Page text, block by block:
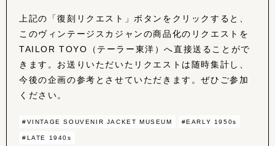
上記の「復刻リクエスト」ボタンをクリックすると、
このヴィンテージスカジャンの商品化のリクエストを
TAILOR TOYO（テーラー東洋）へ直接送ることがで
きます。お送りいただいたリクエストは随時集計し、
今後の企画の参考とさせていただきます。ぜひご参加
ください。
#VINTAGE SOUVENIR JACKET MUSEUM #EARLY 1950s
#LATE 1940s